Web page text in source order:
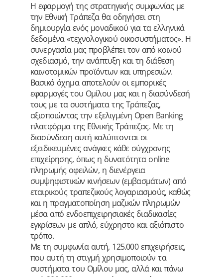
Η εφαρμογή της στρατηγικής συμφωνίας με
την Εθνική Τράπεζα θα οδηγήσει στη
δημιουργία ενός μοναδικού για τα ελληνικά
δεδομένα «τεχνολογικού οικοσυστήματος». Η
συνεργασία μας προβλέπει τον από κοινού
σχεδιασμό, την ανάπτυξη και τη διάθεση
καινοτομικών προϊόντων και υπηρεσιών.
Βασικό όχημα αποτελούν οι εμπορικές
εφαρμογές του Ομίλου μας και η διασύνδεσή
τους με τα συστήματα της Τράπεζας,
αξιοποιώντας την εξελιγμένη Open Banking
πλατφόρμα της Εθνικής Τράπεζας. Με τη
διασύνδεση αυτή καλύπτονται οι
εξειδικευμένες ανάγκες κάθε σύγχρονης
επιχείρησης, όπως η δυνατότητα online
πληρωμής οφειλών, η διενέργεια
συμψηφιστικών κινήσεων (εμβασμάτων) από
εταιρικούς τραπεζικούς λογαριασμούς, καθώς
και η πραγματοποίηση μαζικών πληρωμών
μέσα από ενδοεπιχειρησιακές διαδικασίες
εγκρίσεων με απλό, εύχρηστο και αξιόπιστο
τρόπο.
Με τη συμφωνία αυτή, 125.000 επιχειρήσεις,
που αυτή τη στιγμή χρησιμοποιούν τα
συστήματα του Ομίλου μας, αλλά και πάνω